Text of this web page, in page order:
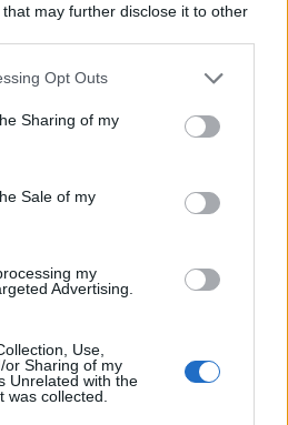
that may further disclose it to other
Opt Outs
Sharing of my
Sale of my
my
Advertising.
Use,
or Sharing of my
Unrelated with the
was collected.